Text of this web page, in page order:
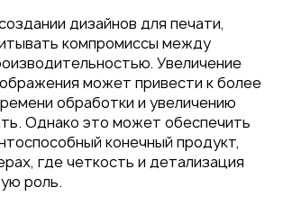
дизайнов для печати,
компромиссы между
Увеличение
может привести к более
обработки и увеличению
Однако это может обеспечить
конечный продукт,
где четкость и детализация
роль.